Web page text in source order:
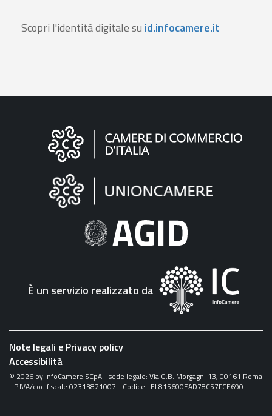
Scopri l'identità digitale su id.infocamere.it
Informazioni
"Fattura
Elettronica"
È un servizio realizzato da
Note legali e Privacy policy
Accessibilità
© 2026 by InfoCamere SCpA - sede legale: Via G.B. Morgagni 13, 00161 Roma
- P.IVA/cod.fiscale 02313821007 - Codice LEI 815600EAD78C57FCE690